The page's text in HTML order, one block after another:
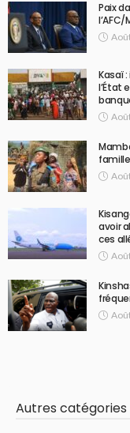
Paix
Kasaï
l’État
avoir
ces
Autres catégories